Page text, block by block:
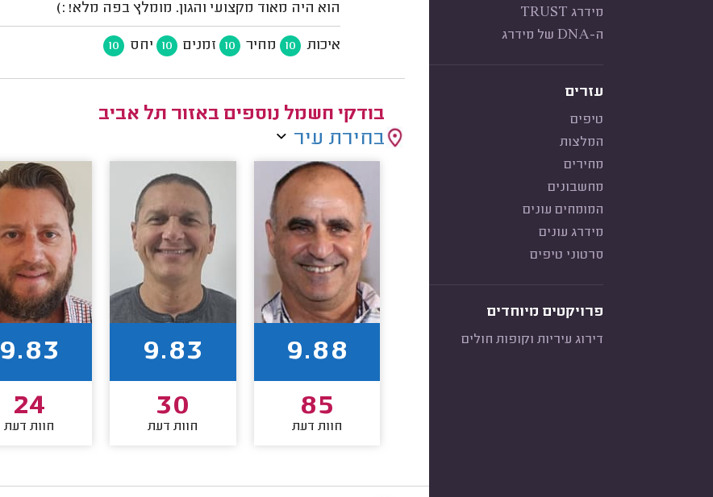
מידרג TRUST
ה-DNA של מידרג
עזרים
טיפים
המלצות
מחירים
מחשבונים
המומחים עונים
מידרג עונים
סרטוני טיפים
פרויקטים מיוחדים
דירוג עיריות וקופות חולים
הוא היה מאוד מקצועי והגון. מומלץ בפה מלא! :)
איכות 10 מחיר 10 זמנים 10 יחס 10
בודקי חשמל נוספים באזור תל אביב
בחירת עיר
9.88
85
חוות דעת
9.83
30
חוות דעת
9.83
24
חוות דעת